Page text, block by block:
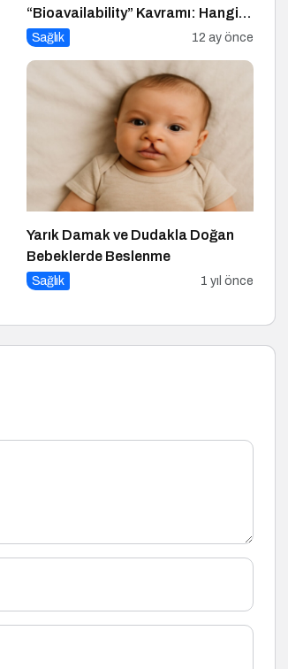
“Bioavailability” Kavramı: Hangi
Besin Ne Kadar Emilir?
Sağlık 12 ay önce
Yarık Damak ve Dudakla Doğan
Bebeklerde Beslenme
Sağlık 1 yıl önce